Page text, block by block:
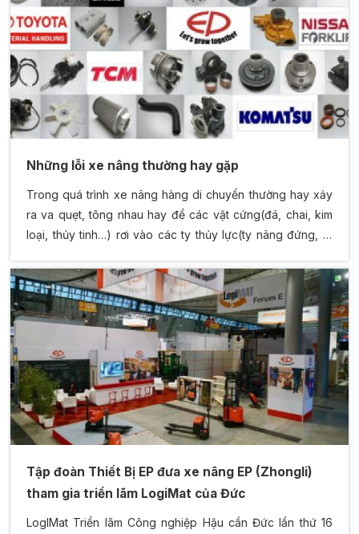
có chất lượng cao
Những lỗi xe nâng thường hay gặp
Trong quá trình xe nâng hàng di chuyển thường hay xảy
ra va quẹt, tông nhau hay để các vật cứng(đá, chai, kim
loại, thủy tinh…) rơi vào các ty thủy lực(ty nâng đứng, ty
xước...
Tập đoàn Thiết Bị EP đưa xe nâng EP (Zhongli)
tham gia triển lãm LogiMat của Đức
LogIMat Triển lãm Công nghiệp Hậu cần Đức lần thứ 16